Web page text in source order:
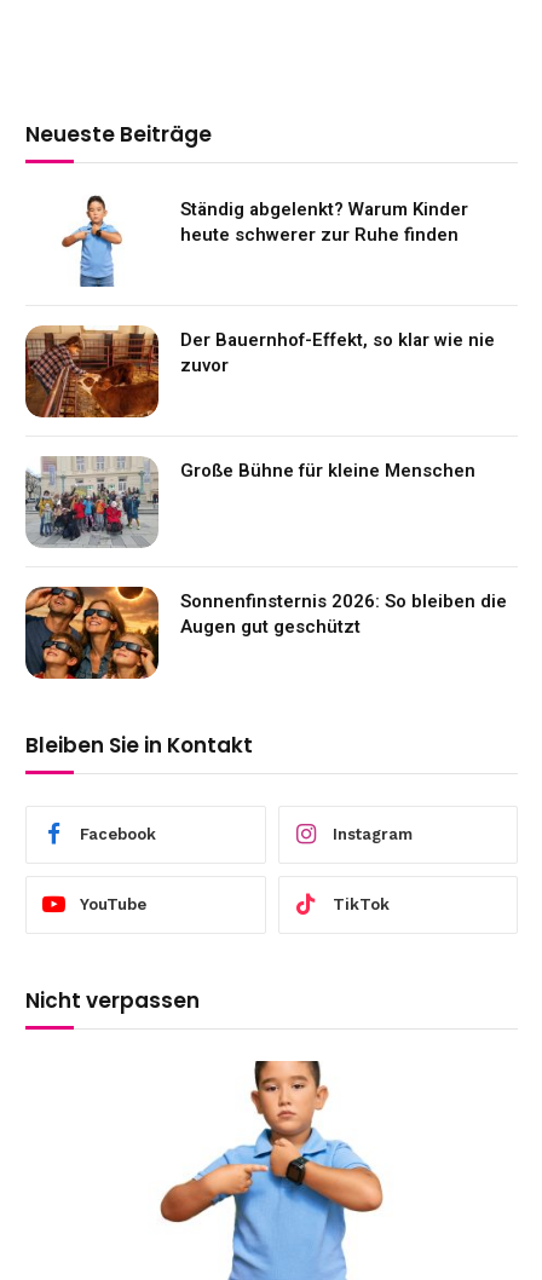
Neueste Beiträge
Ständig abgelenkt? Warum Kinder
heute schwerer zur Ruhe finden
Der Bauernhof-Effekt, so klar wie nie
zuvor
Große Bühne für kleine Menschen
Sonnenfinsternis 2026: So bleiben die
Augen gut geschützt
Bleiben Sie in Kontakt
Facebook Instagram
YouTube TikTok
Nicht verpassen